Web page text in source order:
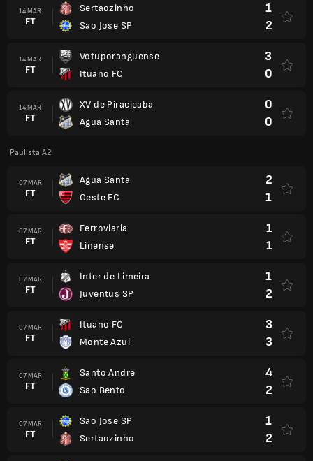
14 MAR
FT
Sertaozinho
Sao Jose SP
1
2
14 MAR
FT
Votuporanguense
Ituano FC
3
0
14 MAR
FT
XV de Piracicaba
Agua Santa
0
0
Paulista A2
07 MAR
FT
Agua Santa
Oeste FC
2
1
07 MAR
FT
Ferroviaria
Linense
1
1
07 MAR
FT
Inter de Limeira
Juventus SP
1
2
07 MAR
FT
Ituano FC
Monte Azul
3
3
07 MAR
FT
Santo Andre
Sao Bento
4
2
07 MAR
FT
Sao Jose SP
Sertaozinho
1
2